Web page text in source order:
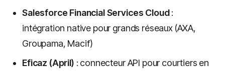
Salesforce Financial Services Cloud:
intégration native pour grands réseaux (AXA,
Groupama, Macif)
Eficaz (April) : connecteur API pour courtiers en